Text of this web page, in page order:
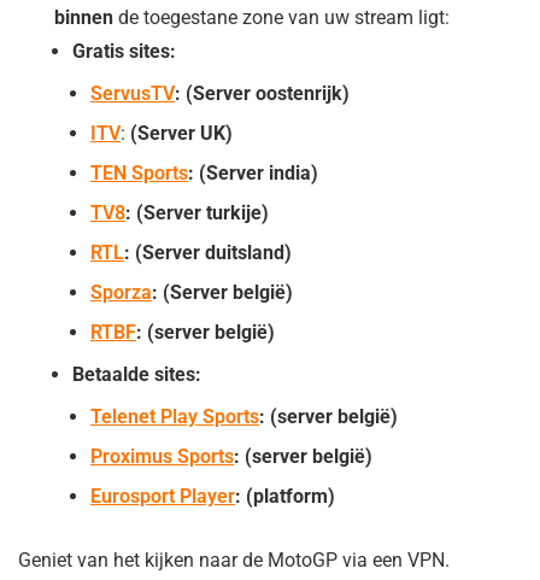
binnen de toegestane zone van uw stream ligt:
Gratis sites:
ServusTV: (Server oostenrijk)
ITV: (Server UK)
TEN Sports: (Server india)
TV8: (Server turkije)
RTL: (Server duitsland)
Sporza: (Server belgië)
RTBF: (server belgië)
Betaalde sites:
Telenet Play Sports: (server belgië)
Proximus Sports: (server belgië)
Eurosport Player: (platform)
Geniet van het kijken naar de MotoGP via een VPN.